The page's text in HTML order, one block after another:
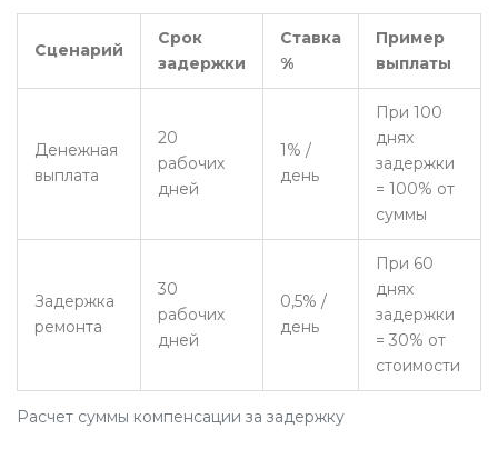
Расчет суммы компенсации за задержку
Сценарий
Срок
задержки
Ставка
%
Пример
выплаты
Денежная
выплата
20
рабочих
дней
1% /
день
При 100
днях
задержки
= 100% от
суммы
Задержка
ремонта
30
рабочих
дней
0,5% /
день
При 60
днях
задержки
= 30% от
стоимости